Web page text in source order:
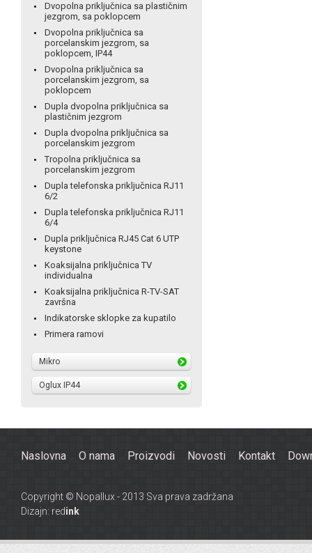
Dvopolna priključnica sa plastičnim
jezgrom, sa poklopcem
Dvopolna priključnica sa
porcelanskim jezgrom, sa
poklopcem, IP44
Dvopolna priključnica sa
porcelanskim jezgrom, sa
poklopcem
Dupla dvopolna priključnica sa
plastičnim jezgrom
Dupla dvopolna priključnica sa
porcelanskim jezgrom
Tropolna priključnica sa
porcelanskim jezgrom
Dupla telefonska priključnica RJ11
6/2
Dupla telefonska priključnica RJ11
6/4
Dupla priključnica RJ45 Cat 6 UTP
keystone
Koaksijalna priključnica TV
individualna
Koaksijalna priključnica R-TV-SAT
završna
Indikatorske sklopke za kupatilo
Primera ramovi
Mikro
Oglux IP44
Naslovna O nama Proizvodi Novosti Kontakt
Copyright © Nopallux - 2013 Sva prava zadržana
Dizajn: redink